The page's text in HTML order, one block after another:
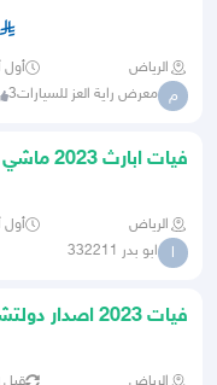
الرياض
م معرض راية العز للسيارات3
الرياض
ا ابو بدر 332211
فيات 2023 اصدار دولتشي لونين
الرياض قبل ١٩ ساعة